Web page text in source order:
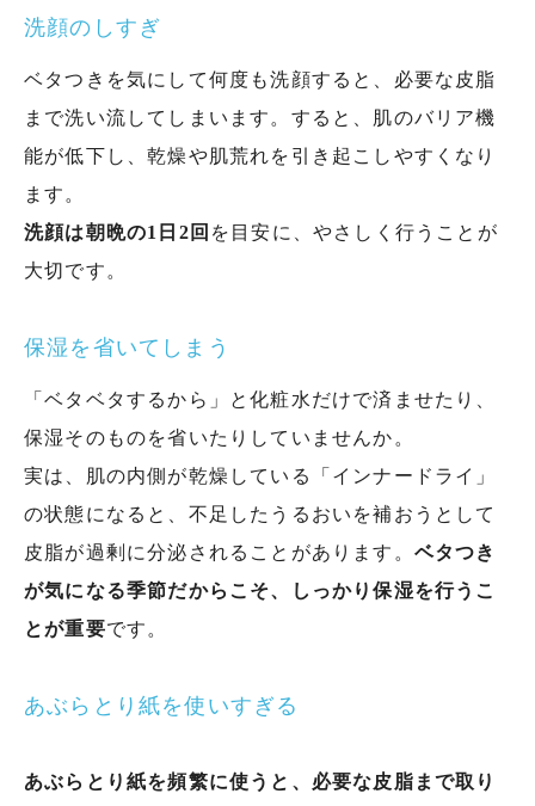
洗顔のしすぎ
ベタつきを気にして何度も洗顔すると、必要な皮脂
まで洗い流してしまいます。すると、肌のバリア機
能が低下し、乾燥や肌荒れを引き起こしやすくなり
ます。
洗顔は朝晩の1日2回 を目安に、やさしく行うことが
大切です。
保湿を省いてしまう
「ベタベタするから」と化粧水だけで済ませたり、
保湿そのものを省いたりしていませんか。
実は、肌の内側が乾燥している「インナードライ」
の状態になると、不足したうるおいを補おうとして
皮脂が過剰に分泌されることがあります。 ベタつき
が気になる季節だからこそ、しっかり保湿を行うこ
とが重要です。
あぶらとり紙を使いすぎる
あぶらとり紙を頻繁に使うと、必要な皮脂まで取り